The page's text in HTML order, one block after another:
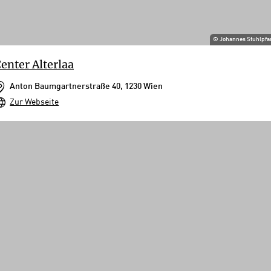
©Johannes
Alterlaa
Anton Baumgartnerstraße 40, 1230 Wien
Zur Webseite